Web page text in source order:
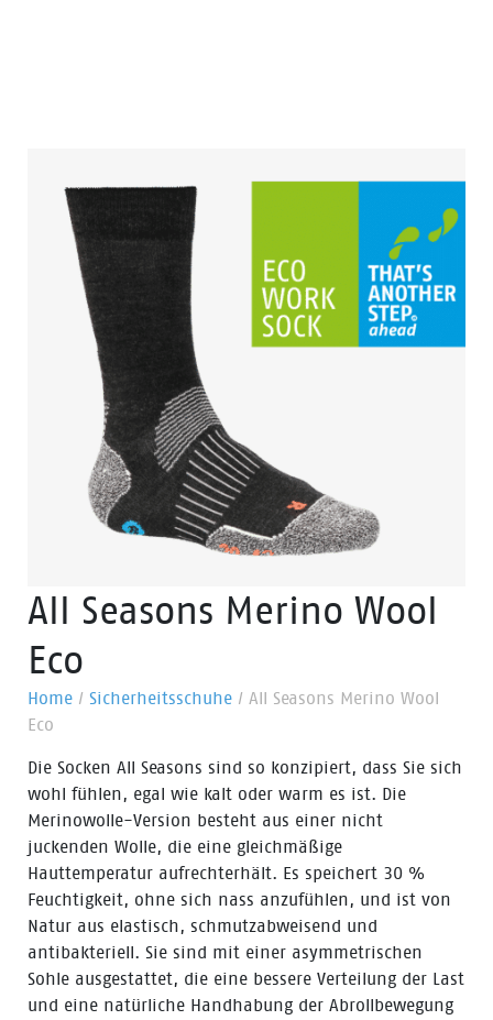
All Seasons Merino Wool
Eco
Home / Sicherheitsschuhe / All Seasons Merino Wool
Eco
Die Socken All Seasons sind so konzipiert, dass Sie sich
wohl fühlen, egal wie kalt oder warm es ist. Die
Merinowolle-Version besteht aus einer nicht
juckenden Wolle, die eine gleichmäßige
Hauttemperatur aufrechterhält. Es speichert 30 %
Feuchtigkeit, ohne sich nass anzufühlen, und ist von
Natur aus elastisch, schmutzabweisend und
antibakteriell. Sie sind mit einer asymmetrischen
Sohle ausgestattet, die eine bessere Verteilung der Last
und eine natürliche Handhabung der Abrollbewegung